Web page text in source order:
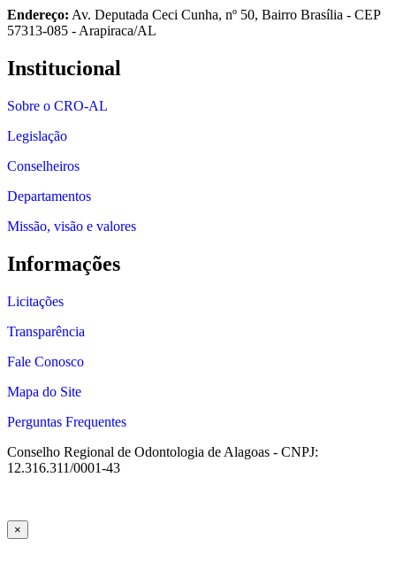
Endereço: Av. Deputada Ceci Cunha, nº 50, Bairro Brasília - CEP
57313-085 - Arapiraca/AL
Institucional
Sobre o CRO-AL
Legislação
Conselheiros
Departamentos
Missão, visão e valores
Informações
Licitações
Transparência
Fale Conosco
Mapa do Site
Perguntas Frequentes
Conselho Regional de Odontologia de Alagoas - CNPJ:
12.316.311/0001-43
×